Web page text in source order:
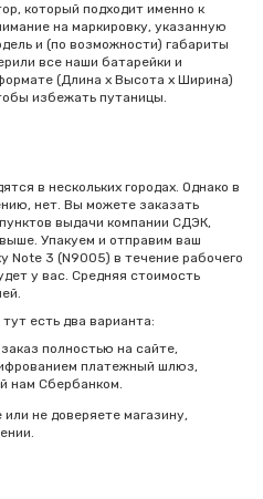
который подходит именно к
на маркировку, указанную
и (по возможности) габариты
все наши батарейки и
(Длина x Высота x Ширина)
избежать путаницы.
в нескольких городах. Однако в
нет. Вы можете заказать
выдачи компании СДЭК,
Упакуем и отправим ваш
Note 3 (N9005) в течение рабочего
у вас. Средняя стоимость
есть два варианта:
полностью на сайте,
платежный шлюз,
нам Сбербанком.
не доверяете магазину,